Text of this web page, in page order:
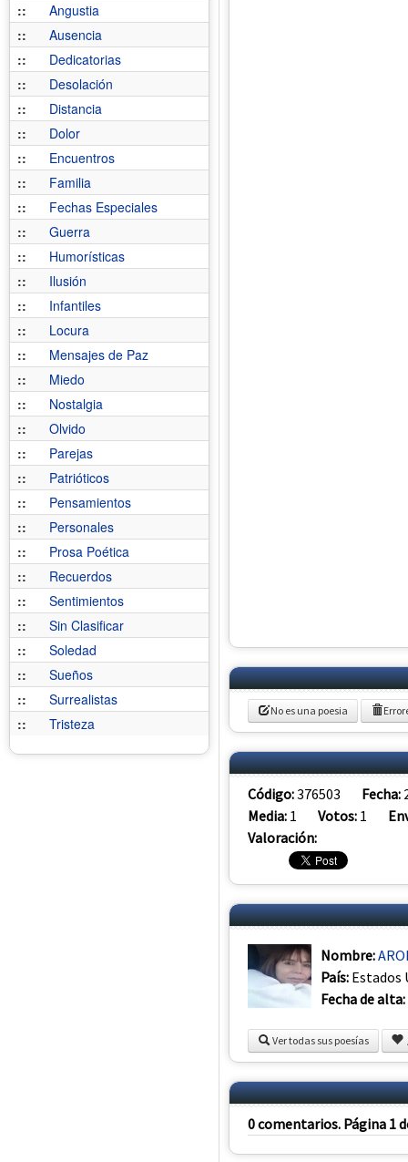
::
Angustia
::
Ausencia
::
Dedicatorias
::
Desolación
::
Distancia
::
Dolor
::
Encuentros
::
Familia
::
Fechas Especiales
::
Guerra
::
Humorísticas
::
Ilusión
::
Infantiles
::
Locura
::
Mensajes de Paz
::
Miedo
::
Nostalgia
::
Olvido
::
Parejas
::
Patrióticos
::
Pensamientos
::
Personales
::
Prosa Poética
::
Recuerdos
::
Sentimientos
::
Sin Clasificar
::
Soledad
::
Sueños
::
Surrealistas
::
Tristeza
No es una poesia
Código:376503 Fecha:
Media: 1 Votos: 1
Valoración:
Nombre:
País: Estados
Fecha de alta:
Ver todas sus poesías
0 comentarios. Página 1